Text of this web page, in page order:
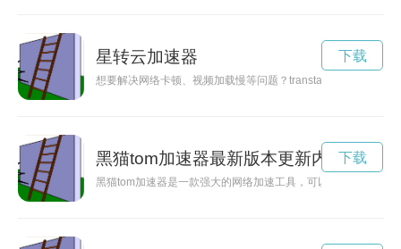
星转云加速器
想要解决网络卡顿、视频加载慢等问题？transtar加速器是您的
下载
黑猫tom加速器最新版本更新内容
黑猫tom加速器是一款强大的网络加速工具，可以帮助用户提
下载